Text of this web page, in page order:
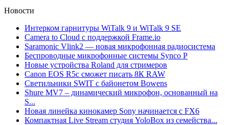
Новости
Интерком гарнитуры WiTalk 9 и WiTalk 9 SE
Camera to Cloud с поддержкой Frame.io
Saramonic Vlink2 — новая микрофонная радиосистема
Беспроводные микрофонные системы Synco P
Новые устройства Roland для стримеров
Canon EOS R5c сможет писать 8К RAW
Светильники SWIT с байонетом Bowens
Shure MV7 – динамический микрофон, основанный на
S...
Новая линейка кинокамер Sony начинается с FX6
Компактная Live Stream студия YoloBox из семейства...